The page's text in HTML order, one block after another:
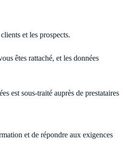
et les prospects.
êtes rattaché, et les données
est sous-traité auprès de prestataires
et de répondre aux exigences